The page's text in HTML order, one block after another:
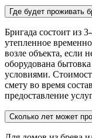
Где будет проживать
Бригада состоит из
утепленное
возле объекта, если
оборудована
условиями.
смету во время
предоставление
Сколько лет может